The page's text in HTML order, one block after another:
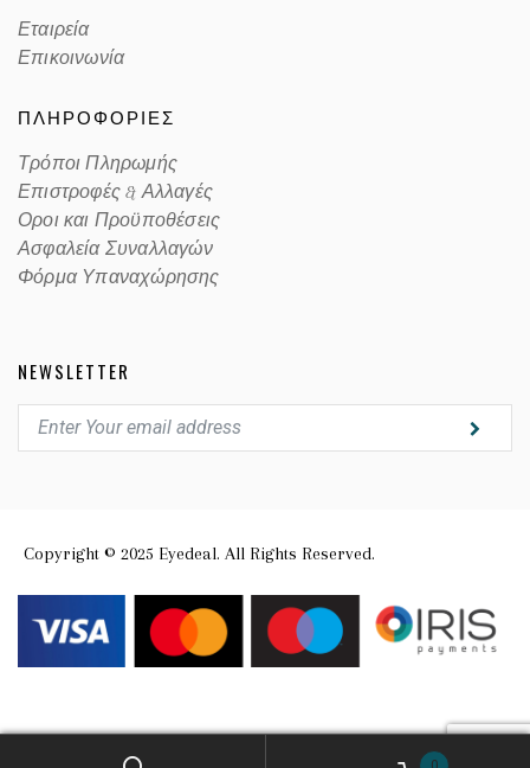
Εταιρεία
Επικοινωνία
ΠΛΗΡΟΦΟΡΙΕΣ
Τρόποι Πληρωμής
Επιστροφές & Αλλαγές
Οροι και Προϋποθέσεις
Ασφαλεία Συναλλαγών
Φόρμα Υπαναχώρησης
NEWSLETTER
Copyright © 2025 Eyedeal. All Rights Reserved.